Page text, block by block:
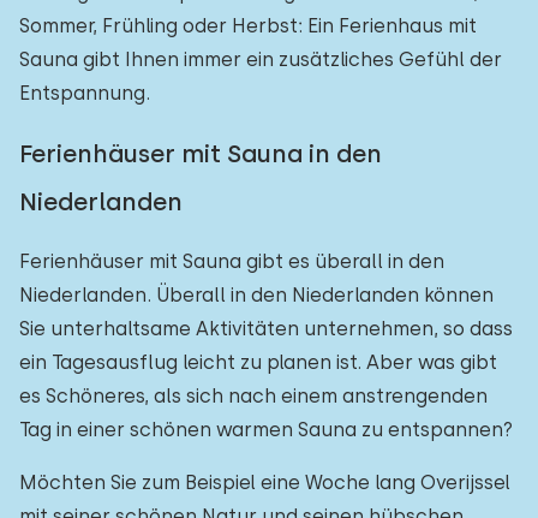
Sommer, Frühling oder Herbst: Ein Ferienhaus mit
Sauna gibt Ihnen immer ein zusätzliches Gefühl der
Entspannung.
Ferienhäuser mit Sauna in den
Niederlanden
Ferienhäuser mit Sauna gibt es überall in den
Niederlanden. Überall in den Niederlanden können
Sie unterhaltsame Aktivitäten unternehmen, so dass
ein Tagesausflug leicht zu planen ist. Aber was gibt
es Schöneres, als sich nach einem anstrengenden
Tag in einer schönen warmen Sauna zu entspannen?
Möchten Sie zum Beispiel eine Woche lang Overijssel